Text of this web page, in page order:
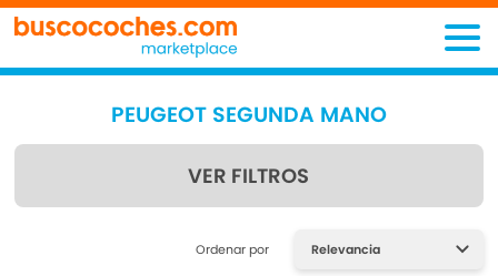
PEUGEOT SEGUNDA MANO
VER FILTROS
Encuentra lo que estás
Ordenar por